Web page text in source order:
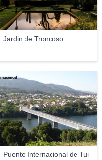
Jardin de Troncoso
Puente Internacional de Tui
maximod